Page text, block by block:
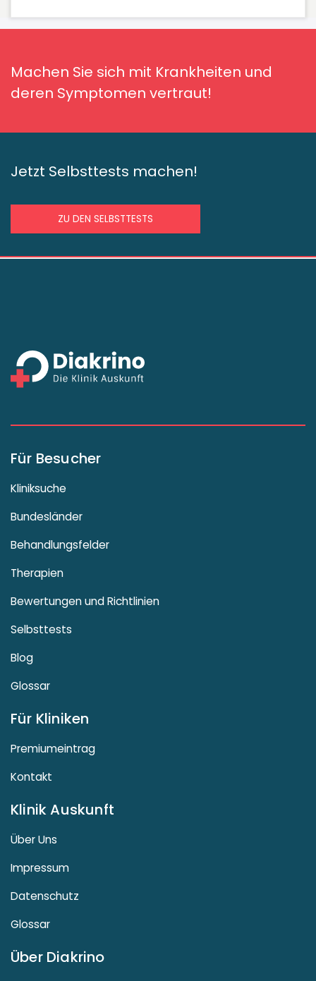
Machen Sie sich mit Krankheiten und
deren Symptomen vertraut!
Jetzt Selbsttests machen!
ZU DEN SELBSTTESTS
Für Besucher
Kliniksuche
Bundesländer
Behandlungsfelder
Therapien
Bewertungen und Richtlinien
Selbsttests
Blog
Glossar
Für Kliniken
Premiumeintrag
Kontakt
Klinik Auskunft
Über Uns
Impressum
Datenschutz
Glossar
Über Diakrino